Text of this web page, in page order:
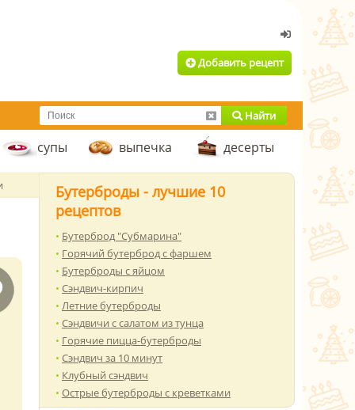
Добавить рецепт
Найти
супы выпечка десерты
Бутерброды - лучшие 10
рецептов
Бутерброд "Субмарина"
Горячий бутерброд с фаршем
Бутерброды с яйцом
Сэндвич-кирпич
Летние бутерброды
Сэндвичи с салатом из тунца
Горячие пицца-бутерброды
Сэндвич за 10 минут
Клубный сэндвич
Острые бутерброды с креветками